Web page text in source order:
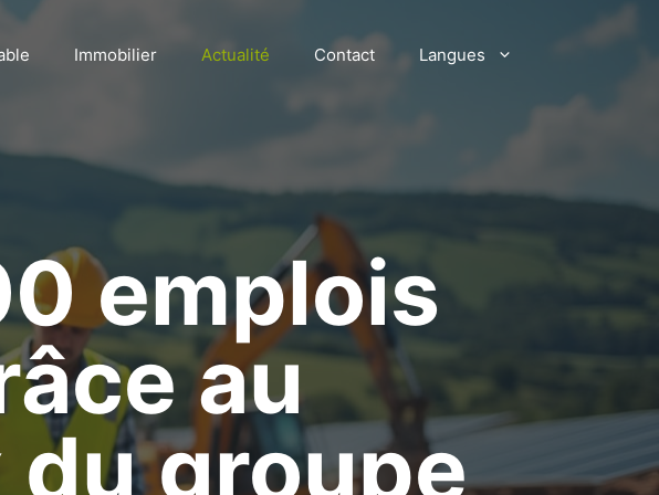
Immobilier Actualité Contact Langues
emplois
au
groupe